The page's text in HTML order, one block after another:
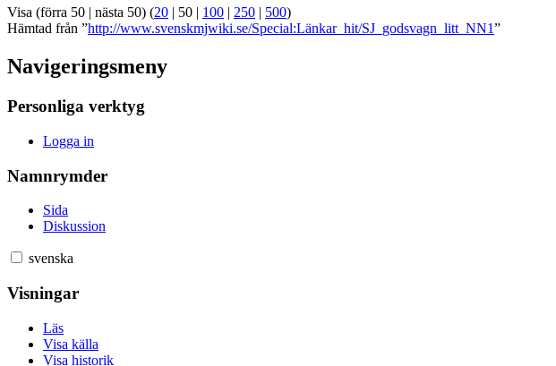
Visa (förra 50 | nästa 50) (20 | 50 | 100 | 250 | 500)
Hämtad från ”http://www.svenskmjwiki.se/Special:Länkar_hit/SJ_godsvagn_litt_NN1”
Navigeringsmeny
Personliga verktyg
Logga in
Namnrymder
Sida
Diskussion
svenska
Visningar
Läs
Visa källa
Visa historik